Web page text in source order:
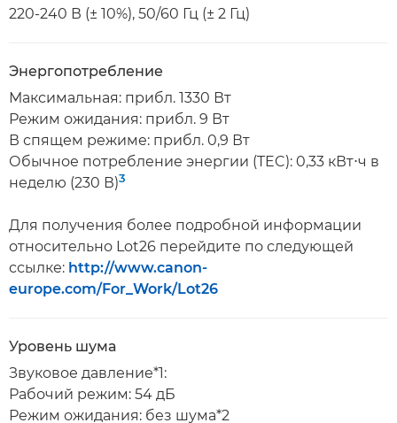
220-240 В (± 10%), 50/60 Гц (± 2 Гц)
Энергопотребление
Максимальная: прибл. 1330 Вт
Режим ожидания: прибл. 9 Вт
В спящем режиме: прибл. 0,9 Вт
Обычное потребление энергии (TEC): 0,33 кВт⋅ч в
неделю (230 В)3
Для получения более подробной информации
относительно Lot26 перейдите по следующей
ссылке: http://www.canon-
europe.com/For_Work/Lot26
Уровень шума
Звуковое давление*1:
Рабочий режим: 54 дБ
Режим ожидания: без шума*2